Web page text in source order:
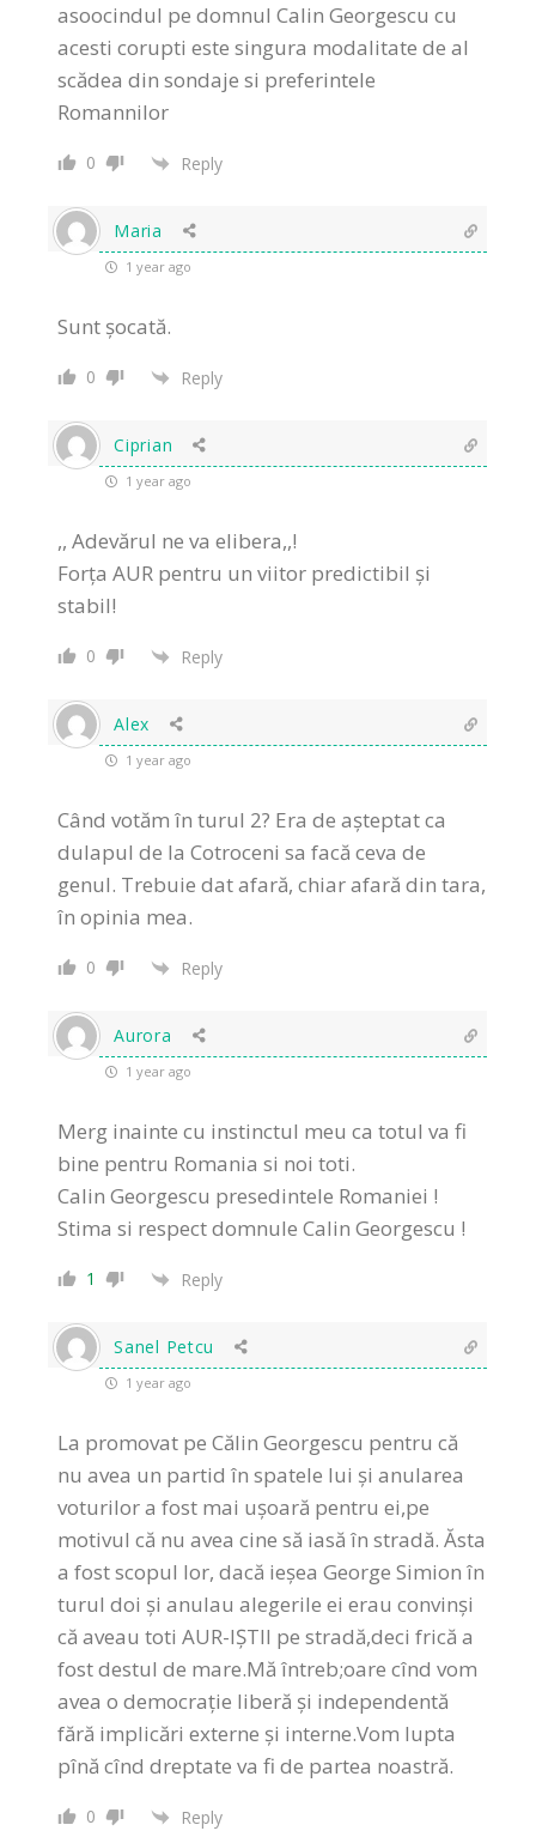
asoocindul pe domnul Calin Georgescu cu
acesti corupti este singura modalitate de al
scădea din sondaje si preferintele
Romannilor
0 Reply
Maria
1 year ago
Sunt șocată.
0 Reply
Ciprian
1 year ago
,, Adevărul ne va elibera,,!
Forța AUR pentru un viitor predictibil și
stabil!
0 Reply
Alex
1 year ago
Când votăm în turul 2? Era de așteptat ca
dulapul de la Cotroceni sa facă ceva de
genul. Trebuie dat afară, chiar afară din tara,
în opinia mea.
0 Reply
Aurora
1 year ago
Merg inainte cu instinctul meu ca totul va fi
bine pentru Romania si noi toti.
Calin Georgescu presedintele Romaniei !
Stima si respect domnule Calin Georgescu !
1 Reply
Sanel Petcu
1 year ago
La promovat pe Călin Georgescu pentru că
nu avea un partid în spatele lui și anularea
voturilor a fost mai ușoară pentru ei,pe
motivul că nu avea cine să iasă în stradă. Ăsta
a fost scopul lor, dacă ieșea George Simion în
turul doi și anulau alegerile ei erau convinși
că aveau toti AUR-IȘTII pe stradă,deci frică a
fost destul de mare.Mă întreb;oare cînd vom
avea o democrație liberă și independentă
fără implicări externe și interne.Vom lupta
pînă cînd dreptate va fi de partea noastră.
0 Reply